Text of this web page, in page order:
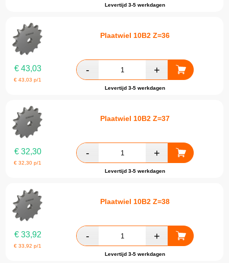
Levertijd 3-5 werkdagen
Plaatwiel 10B2 Z=36
€43,03
€43,03 p/1
Levertijd 3-5 werkdagen
Plaatwiel 10B2 Z=37
€32,30
€32,30 p/1
Levertijd 3-5 werkdagen
Plaatwiel 10B2 Z=38
€33,92
€33,92 p/1
Levertijd 3-5 werkdagen